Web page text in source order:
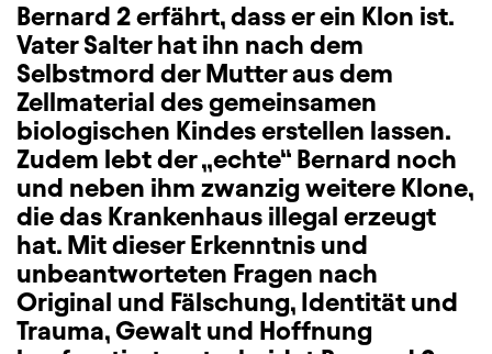
Bernard 2 erfährt, dass er ein Klon ist.
Vater Salter hat ihn nach dem
Selbstmord der Mutter aus dem
Zellmaterial des gemeinsamen
biologischen Kindes erstellen lassen.
Zudem lebt der „echte“ Bernard noch
und neben ihm zwanzig weitere Klone,
die das Krankenhaus illegal erzeugt
hat. Mit dieser Erkenntnis und
unbeantworteten Fragen nach
Original und Fälschung, Identität und
Trauma, Gewalt und Hoffnung